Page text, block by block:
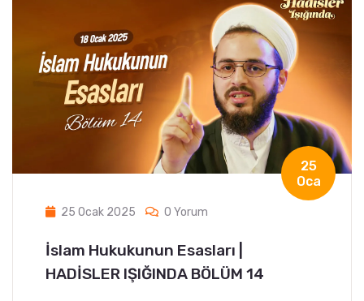
25
Oca
25 Ocak 2025 0 Yorum
İslam Hukukunun Esasları |
HADİSLER IŞIĞINDA BÖLÜM 14